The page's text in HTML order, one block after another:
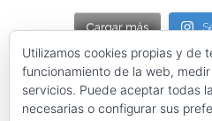
Cargar más
Contacta con nosotros
Utilizamos cookies propias y de
funcionamiento de la web,
servicios. Puede aceptar todas
necesarias o configurar sus